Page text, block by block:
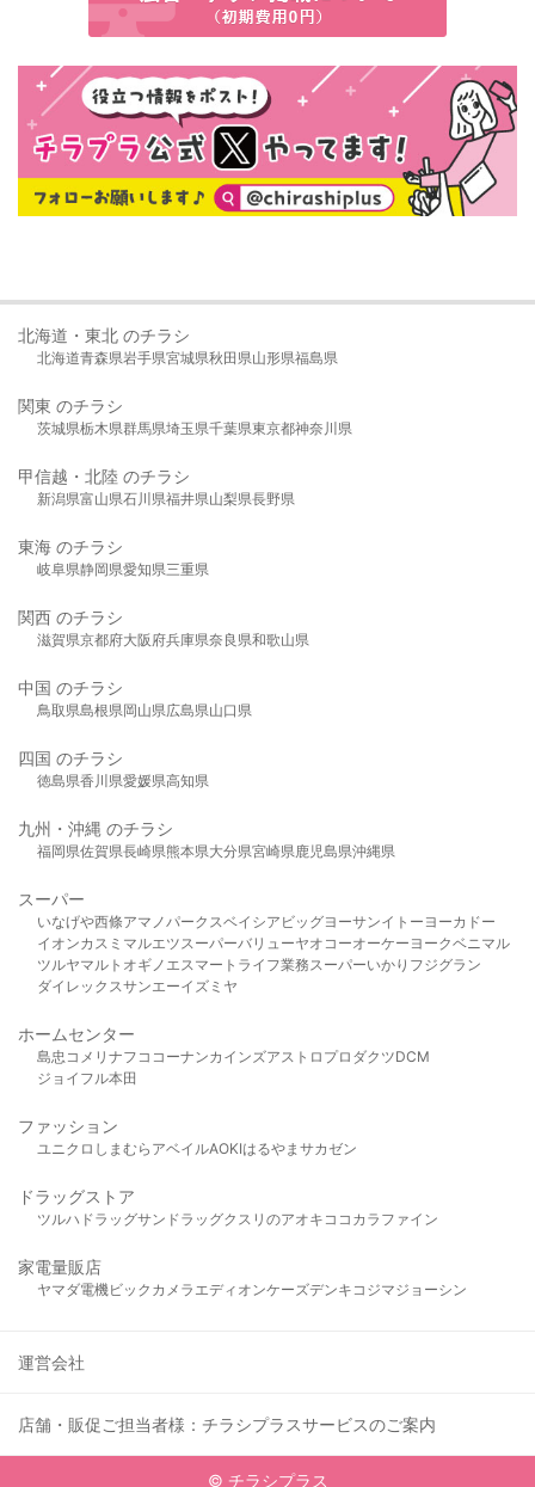
北海道・東北 のチラシ
北海道青森県岩手県宮城県秋田県山形県福島県
関東 のチラシ
茨城県栃木県群馬県埼玉県千葉県東京都神奈川県
甲信越・北陸 のチラシ
新潟県富山県石川県福井県山梨県長野県
東海 のチラシ
岐阜県静岡県愛知県三重県
関西 のチラシ
滋賀県京都府大阪府兵庫県奈良県和歌山県
中国 のチラシ
鳥取県島根県岡山県広島県山口県
四国 のチラシ
徳島県香川県愛媛県高知県
九州・沖縄 のチラシ
福岡県佐賀県長崎県熊本県大分県宮崎県 鹿児島県沖縄県
スーパー
いなげや西條アマノパークスベイシア ビッグヨーサンイトーヨーカドー
イオンカスミ マルエツ スーパーバリューヤオコーオーケー ヨークベニマル
ツルヤマルト オギノ エスマート ライフ業務スーパーいかり フジグラン
ダイレックスサンエーイズミヤ
ホームセンター
島忠 コメリ ナフコ コーナンカインズアストロプロダクツDCM
ジョイフル本田
ファッション
ユニクロ しまむら アベイルAOKIはるやま サカゼン
ドラッグストア
ツルハドラッグサンドラッグクスリのアオキ ココカラファイン
家電量販店
ヤマダ電機ビックカメラ エディオンケーズデンキ コジマジョーシン
運営会社
店舗・販促ご担当者様：チラシプラスサービスのご案内
© チラシプラス